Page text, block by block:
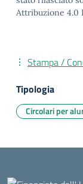
Attribuzione 4.0
Stampa /
Tipologia
Circolari per